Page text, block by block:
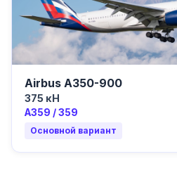
Airbus A350-900
375 кН
A359 / 359
Основной вариант